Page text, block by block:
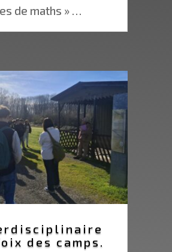
de maths » …
des camps.